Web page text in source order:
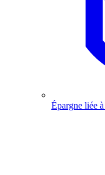
Épargne liée